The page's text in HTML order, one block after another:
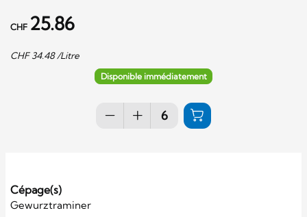
CHF 25.86
CHF34.48/Litre
Disponible immédiatement
Cépage(s)
Gewurztraminer